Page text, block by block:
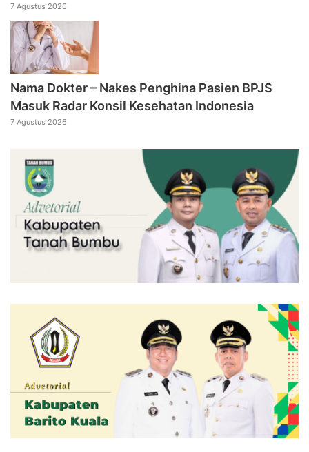
7 Agustus 2026
Nama Dokter – Nakes Penghina Pasien BPJS
Masuk Radar Konsil Kesehatan Indonesia
7 Agustus 2026